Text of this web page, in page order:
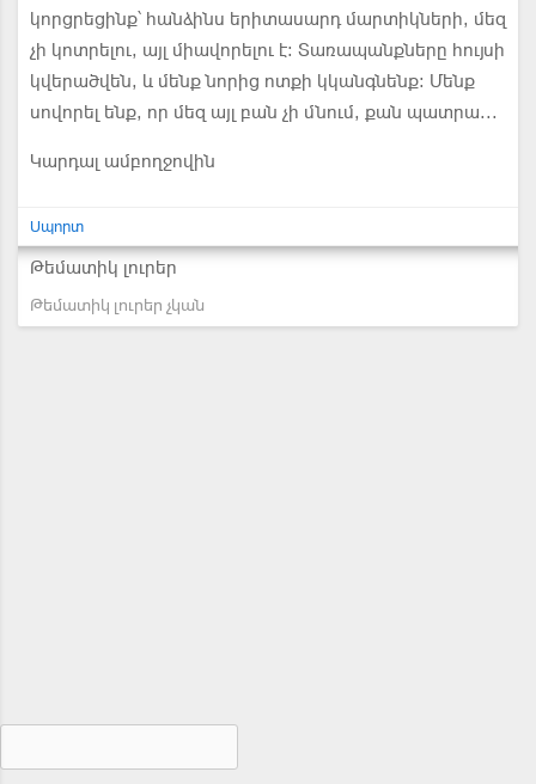
կորցրեցինք՝ հանձինս երիտասարդ մարտիկների, մեզ
չի կոտրելու, այլ միավորելու է: Տառապանքները հույսի
կվերածվեն, և մենք նորից ոտքի կկանգնենք: Մենք
սովորել ենք, որ մեզ այլ բան չի մնում, քան պատրա...
Կարդալ ամբողջովին
Սպորտ
Թեմատիկ լուրեր
Թեմատիկ լուրեր չկան